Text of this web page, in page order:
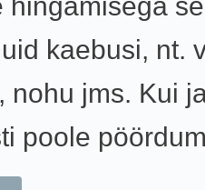
hingamisega
kaebusi, nt.
nohu jms. Kui
poole